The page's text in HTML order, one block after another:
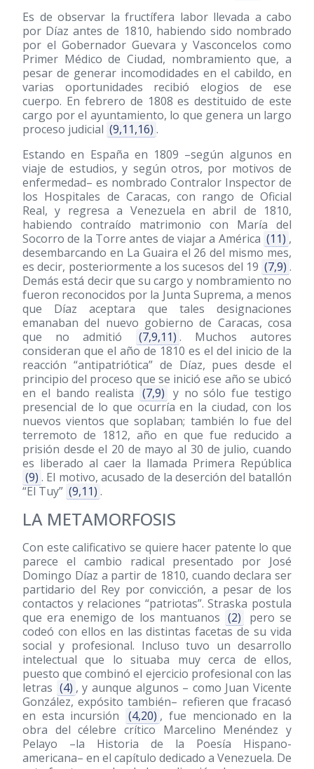
Es de observar la fructífera labor llevada a cabo
por Díaz antes de 1810, habiendo sido nombrado
por el Gobernador Guevara y Vasconcelos como
Primer Médico de Ciudad, nombramiento que, a
pesar de generar incomodidades en el cabildo, en
varias oportunidades recibió elogios de ese
cuerpo. En febrero de 1808 es destituido de este
cargo por el ayuntamiento, lo que genera un largo
proceso judicial (9,11,16) .
Estando en España en 1809 –según algunos en
viaje de estudios, y según otros, por motivos de
enfermedad– es nombrado Contralor Inspector de
los Hospitales de Caracas, con rango de Oficial
Real, y regresa a Venezuela en abril de 1810,
habiendo contraído matrimonio con María del
Socorro de la Torre antes de viajar a América (11) ,
desembarcando en La Guaira el 26 del mismo mes,
es decir, posteriormente a los sucesos del 19 (7,9) .
Demás está decir que su cargo y nombramiento no
fueron reconocidos por la Junta Suprema, a menos
que Díaz aceptara que tales designaciones
emanaban del nuevo gobierno de Caracas, cosa
que no admitió
(7,9,11) . Muchos autores
consideran que el año de 1810 es el del inicio de la
reacción “antipatriótica” de Díaz, pues desde el
principio del proceso que se inició ese año se ubicó
en el bando realista (7,9) y no sólo fue testigo
presencial de lo que ocurría en la ciudad, con los
nuevos vientos que soplaban; también lo fue del
terremoto de 1812, año en que fue reducido a
prisión desde el 20 de mayo al 30 de julio, cuando
es liberado al caer la llamada Primera República
(9) . El motivo, acusado de la deserción del batallón
“El Tuy” (9,11) .
LA METAMORFOSIS
Con este calificativo se quiere hacer patente lo que
parece el cambio radical presentado por José
Domingo Díaz a partir de 1810, cuando declara ser
partidario del Rey por convicción, a pesar de los
contactos y relaciones “patriotas”. Straska postula
que era enemigo de los mantuanos (2)
pero se
codeó con ellos en las distintas facetas de su vida
social y profesional. Incluso tuvo un desarrollo
intelectual que lo situaba muy cerca de ellos,
puesto que combinó el ejercicio profesional con las
letras (4) , y aunque algunos – como Juan Vicente
González, expósito también– refieren que fracasó
en esta incursión
(4,20) , fue mencionado en la
obra del célebre crítico Marcelino Menéndez y
Pelayo –la Historia de la Poesía Hispano-
americana– en el capítulo dedicado a Venezuela. De